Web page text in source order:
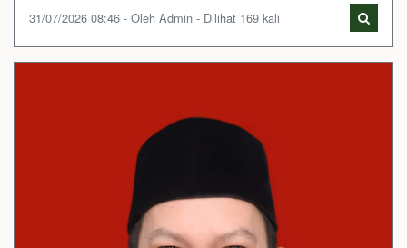
31/07/2026 08:46 - Oleh Admin - Dilihat 169 kali